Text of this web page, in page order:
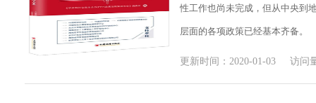
性工作也尚未完成，但从中央到
层面的各项政策已经基本齐备。
更新时间：2020-01-03 访问